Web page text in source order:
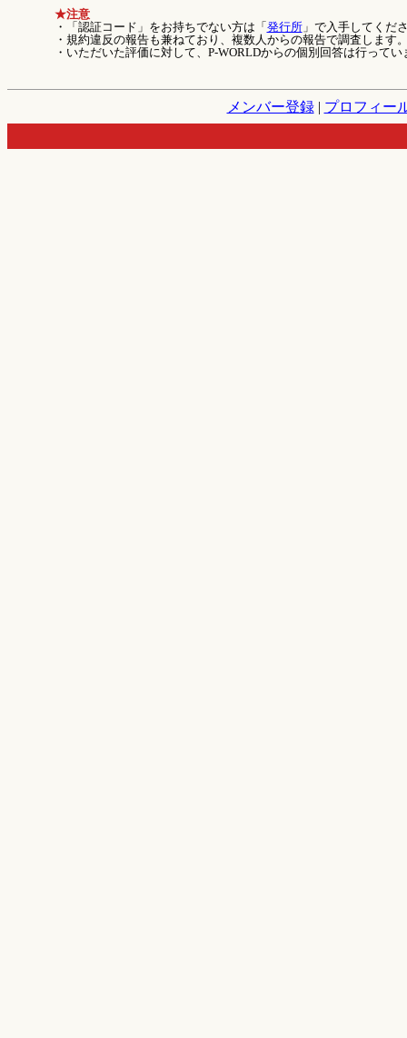
★注意
・「認証コード」をお持ちでない方は「 発行所」で入手してくだ
・規約違反の報告も兼ねており、複数人からの報告で調査します
・いただいた評価に対して、P-WORLDからの個別回答は行ってい
メンバー登録| プロフィー